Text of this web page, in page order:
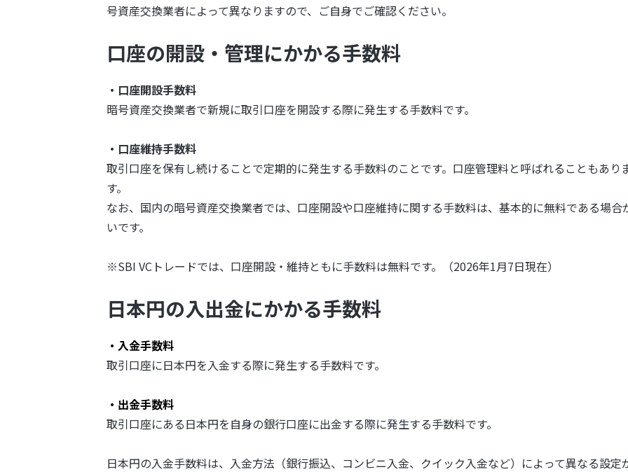
号資産交換業者によって異なりますので、ご自身でご確認ください。
口座の開設・管理にかかる手数料
・口座開設手数料
暗号資産交換業者で新規に取引口座を開設する際に発生する手数料です。
・口座維持手数料
取引口座を保有し続けることで定期的に発生する手数料のことです。口座管理料と呼ばれることもあり
す。
なお、国内の暗号資産交換業者では、口座開設や口座維持に関する手数料は、基本的に無料である場合
いです。
※SBI VCトレードでは、口座開設・維持ともに手数料は無料です。（2026年1月7日現在）
日本円の入出金にかかる手数料
・入金手数料
取引口座に日本円を入金する際に発生する手数料です。
・出金手数料
取引口座にある日本円を自身の銀行口座に出金する際に発生する手数料です。
日本円の入金手数料は、入金方法（銀行振込、コンビニ入金、クイック入金など）によって異なる設定